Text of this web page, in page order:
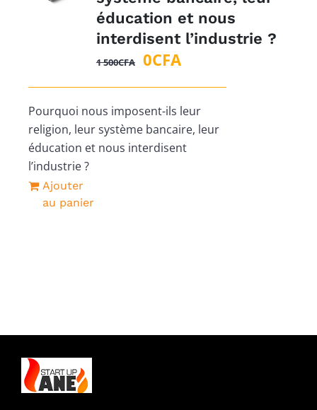
éducation et nous
interdisent l’industrie ?
1 500CFA
Le
initial
était :
1
0CFALe
actuel
est :
0CFA.
Pourquoi nous imposent-ils leur
religion, leur système bancaire, leur
éducation et nous interdisent
l’industrie ?
Ajouter
au panier